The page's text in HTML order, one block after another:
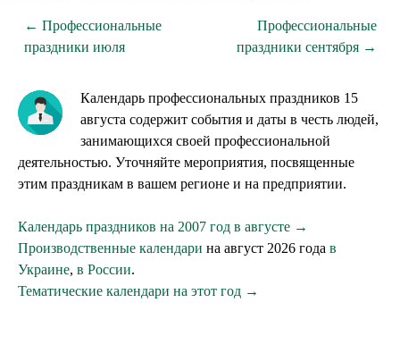
← Профессиональные
праздники июля
Профессиональные
праздники сентября →
Календарь профессиональных праздников 15
августа содержит события и даты в честь людей,
занимающихся своей профессиональной
деятельностью. Уточняйте мероприятия, посвященные
этим праздникам в вашем регионе и на предприятии.
Календарь праздников на 2007 год в августе →
Производственные календари на август 2026 года в
Украине, в России.
Тематические календари на этот год →